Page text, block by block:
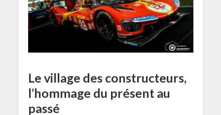
Le village des constructeurs,
l’hommage du présent au
passé